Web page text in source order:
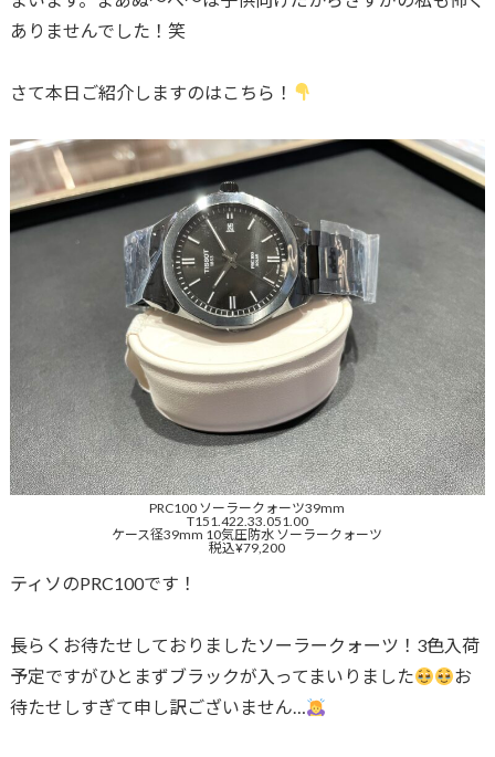
ありませんでした！笑
さて本日ご紹介しますのはこちら！
PRC100 ソーラークォーツ39mm
T151.422.33.051.00
ケース径39mm 10気圧防水 ソーラークォーツ
税込¥79,200
ティソのPRC100です！
長らくお待たせしておりましたソーラークォーツ！3色入荷
予定ですがひとまずブラックが入ってまいりました
お
待たせしすぎて申し訳ございません…